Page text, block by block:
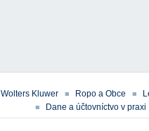
Wolters Kluwer Ropo a Obce
Dane a účtovníctvo v praxi